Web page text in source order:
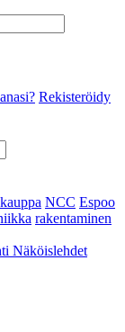
Rekisteröidy
NCC Espoo
rakentaminen
Näköislehdet